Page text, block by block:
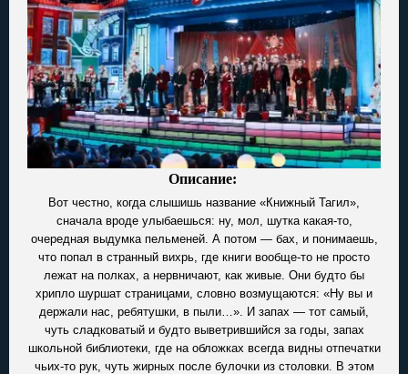
Описание:
Вот честно, когда слышишь название «Книжный Тагил»,
сначала вроде улыбаешься: ну, мол, шутка какая-то,
очередная выдумка пельменей. А потом — бах, и понимаешь,
что попал в странный вихрь, где книги вообще-то не просто
лежат на полках, а нервничают, как живые. Они будто бы
хрипло шуршат страницами, словно возмущаются: «Ну вы и
держали нас, ребятушки, в пыли…». И запах — тот самый,
чуть сладковатый и будто выветрившийся за годы, запах
школьной библиотеки, где на обложках всегда видны отпечатки
чьих-то рук, чуть жирных после булочки из столовки. В этом